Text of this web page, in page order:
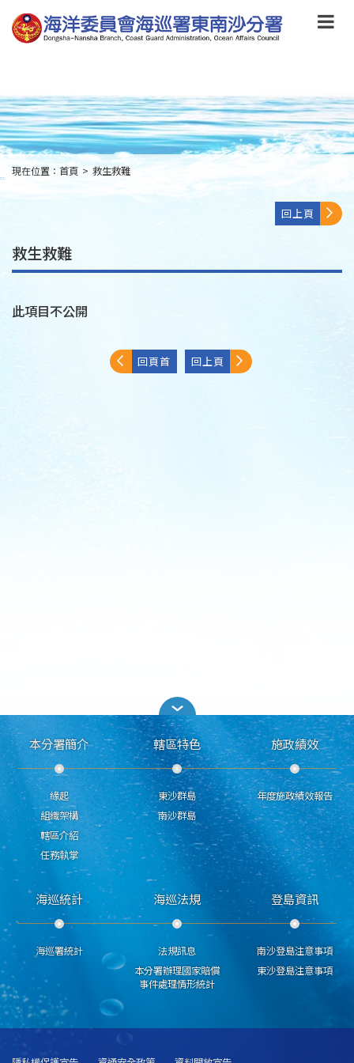
到
主
要
to
main
content
:::
現在位置： 首頁 > 救生救難
回上頁
救生救難
此項目不公開
回頁首 回上頁
本分署簡介
緣起
組織架構
轄區介紹
任務執掌
轄區特色
東沙群島
南沙群島
施政績效
年度施政績效報告
海巡統計
海巡署統計
海巡法規
法規訊息
本分署辦理國家賠償
事件處理情形統計
登島資訊
南沙登島注意事項
東沙登島注意事項